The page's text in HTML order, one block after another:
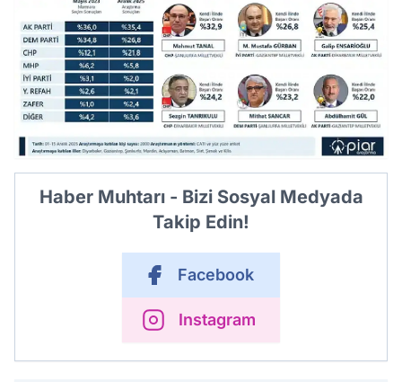
Haber Muhtarı - Bizi Sosyal Medyada
Takip Edin!
Facebook
Instagram